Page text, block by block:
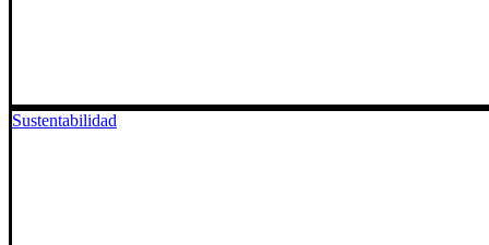
Sustentabilidad